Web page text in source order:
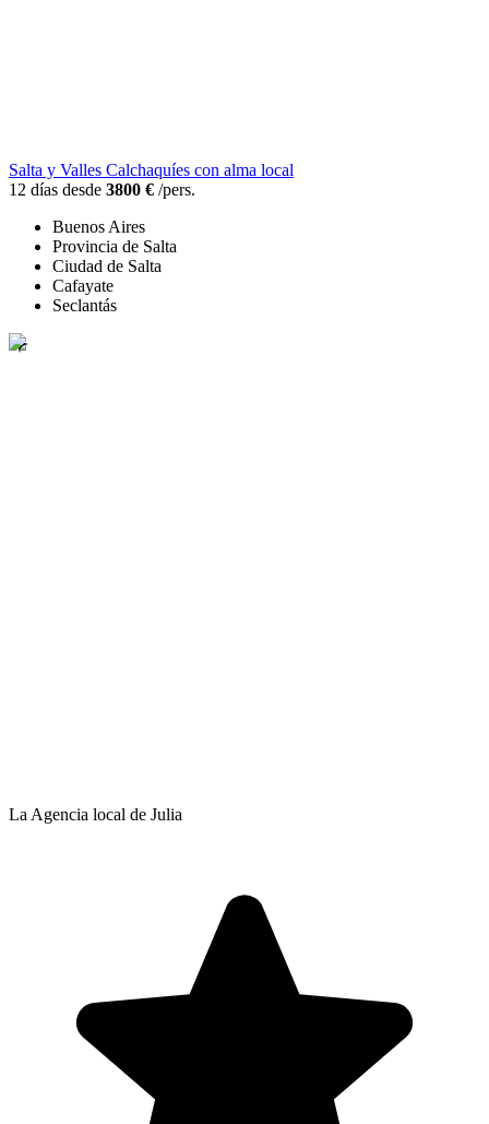
Salta y Valles Calchaquíes con alma local
12 días desde 3800 € /pers.
Buenos Aires
Provincia de Salta
Ciudad de Salta
Cafayate
Seclantás
La Agencia local de Julia